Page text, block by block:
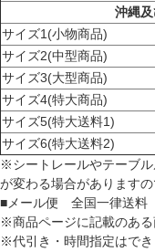
沖縄及
サイズ1(小物商品)
サイズ2(中型商品)
サイズ3(大型商品)
サイズ4(特大商品)
サイズ5(特大送料1)
サイズ6(特大送料2)
※シートレールやテーブ
が変わる場合があります
■メール便 全国一律送料
※商品ページに記載のある
※代引き・時間指定はで